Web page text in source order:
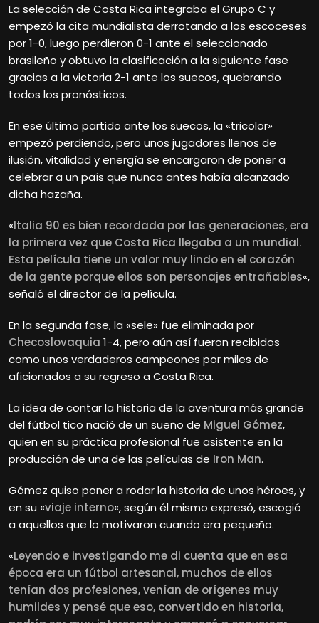
La selección de Costa Rica integraba el Grupo C y
empezó la cita mundialista derrotando a los escoceses
por 1-0, luego perdieron 0-1 ante el seleccionado
brasileño y obtuvo la clasificación a la siguiente fase
gracias a la victoria 2-1 ante los suecos, quebrando
todos los pronósticos.
En ese último partido ante los suecos, la «tricolor»
empezó perdiendo, pero unos jugadores llenos de
ilusión, vitalidad y energía se encargaron de poner a
celebrar a un país que nunca antes había alcanzado
dicha hazaña.
«Italia 90 es bien recordada por las generaciones, era
la primera vez que Costa Rica llegaba a un mundial.
Esta película tiene un valor muy lindo en el corazón
de la gente porque ellos son personajes entrañables«,
señaló el director de la película.
En la segunda fase, la «sele» fue eliminada por
Checoslovaquia 1-4, pero aún así fueron recibidos
como unos verdaderos campeones por miles de
aficionados a su regreso a Costa Rica.
La idea de contar la historia de la aventura más grande
del fútbol tico nació de un sueño de Miguel Gómez,
quien en su práctica profesional fue asistente en la
producción de una de las películas de Iron Man.
Gómez quiso poner a rodar la historia de unos héroes, y
en su «viaje interno«, según él mismo expresó, escogió
a aquellos que lo motivaron cuando era pequeño.
«Leyendo e investigando me di cuenta que en esa
época era un fútbol artesanal, muchos de ellos
tenían dos profesiones, venían de orígenes muy
humildes y pensé que eso, convertido en historia,